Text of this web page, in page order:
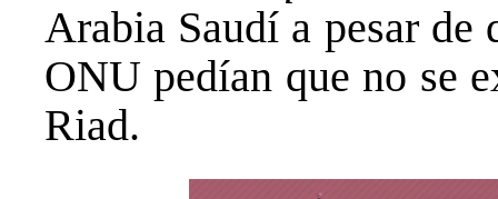
Arabia Saudí a pesar de
ONU pedían que no se
Riad.